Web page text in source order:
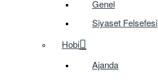
Genel
Siyaset Felsefesi
Hobi
Ajanda